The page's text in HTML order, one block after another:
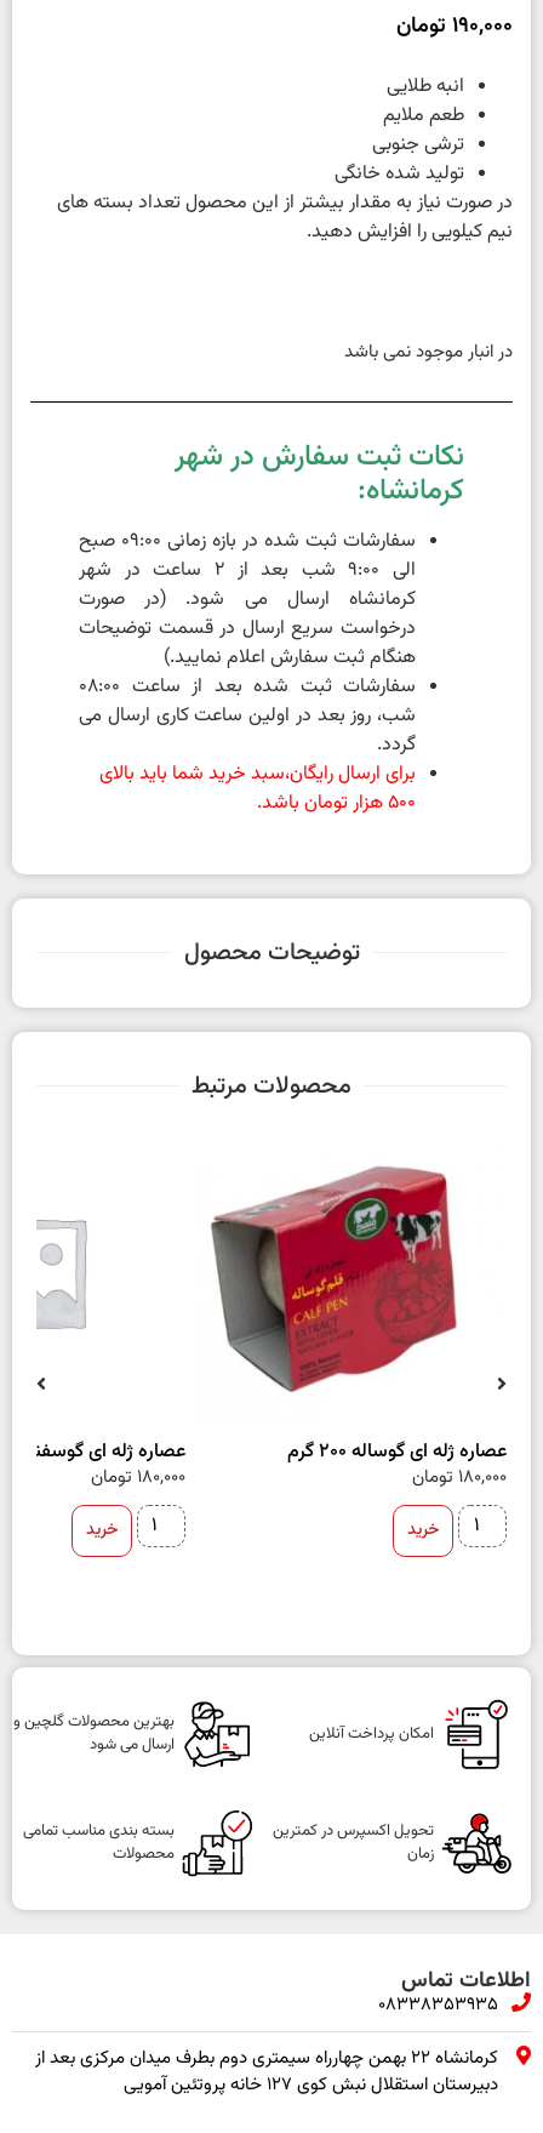
190,000 تومان
انبه طلایی
طعم ملایم
ترشی جنوبی
تولید شده خانگی
در صورت نیاز به مقدار بیشتر از این محصول تعداد بسته های
نیم کیلویی را افزایش دهید.
در انبار موجود نمی باشد
نکات ثبت سفارش در شهر
کرمانشاه:
سفارشات ثبت شده در بازه زمانی 09:00 صبح
الی 9:00 شب بعد از 2 ساعت در شهر
کرمانشاه ارسال می شود. (در صورت
درخواست سریع ارسال در قسمت توضیحات
هنگام ثبت سفارش اعلام نمایید.)
سفارشات ثبت شده بعد از ساعت 08:00
شب، روز بعد در اولین ساعت کاری ارسال می
گردد.
برای ارسال رایگان،سبد خرید شما باید بالای
500 هزار تومان باشد.
توضیحات محصول
محصولات مرتبط
عصاره ژله ای گوساله 200 گرم
180,000 تومان
خرید
عصاره ژله ای گوسفند 200 گرم
180,000 تومان
خرید
امکان پرداخت آنلاین
بهترین محصولات گلچین و
ارسال می شود
تحویل اکسپرس در کمترین
زمان
بسته بندی مناسب تمامی
محصولات
اطلاعات تماس
08338353935
کرمانشاه ۲۲ بهمن چهارراه سیمتری دوم بطرف میدان مرکزی بعد از
دبیرستان استقلال نبش کوی ۱۲۷ خانه پروتئین آمویی